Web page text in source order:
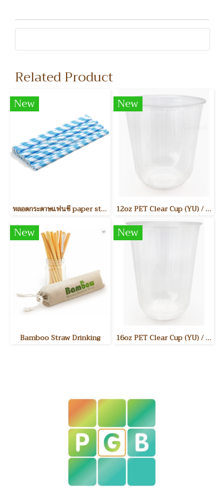
Related Product
New
หลอดกระดาษแฟนซี paper straw
New
12oz PET Clear Cup (YU) / แก้วพลาสติกใส PET 12 ออนซ์ รุ่น YU ขนาดสินค้า : Dia. 90mm 50ชิ้น/แพค 1,000 ชิ้น/ลัง
New
Bamboo Straw Drinking
New
16oz PET Clear Cup (YU) / แก้วพลาสติกใส PET 16 ออนซ์ รุ่น YU ขนาดสินค้า : Dia. 90mm 50ชิ้น/แพค 1,000ชิ้น/ลัง